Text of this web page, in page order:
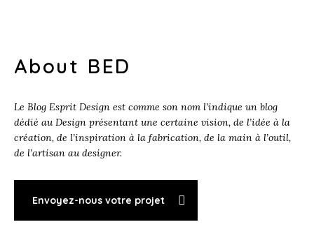
About BED
Le Blog Esprit Design est comme son nom l’indique un blog
dédié au Design présentant une certaine vision, de l’idée à la
création, de l’inspiration à la fabrication, de la main à l’outil,
de l’artisan au designer.
Envoyez-nous votre projet